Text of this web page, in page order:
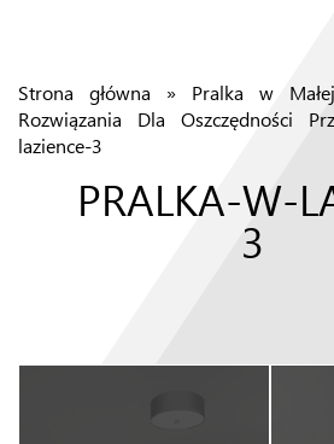
Strona główna » Pralka w
Rozwiązania Dla Oszczędności
lazience-3
PRALKA-W-
3